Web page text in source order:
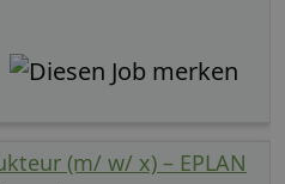
(m/ w/ x) – EPLAN